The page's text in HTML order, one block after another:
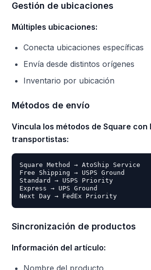
Gestión de ubicaciones
Múltiples ubicaciones:
Conecta ubicaciones específicas
Envía desde distintos orígenes
Inventario por ubicación
Métodos de envío
Vincula los métodos de Square con
transportistas:
Square Method → AtoShip Service
Free Shipping → USPS Ground
Standard → USPS Priority
Express → UPS Ground
Sincronización de productos
Información del artículo:
Nombre del producto